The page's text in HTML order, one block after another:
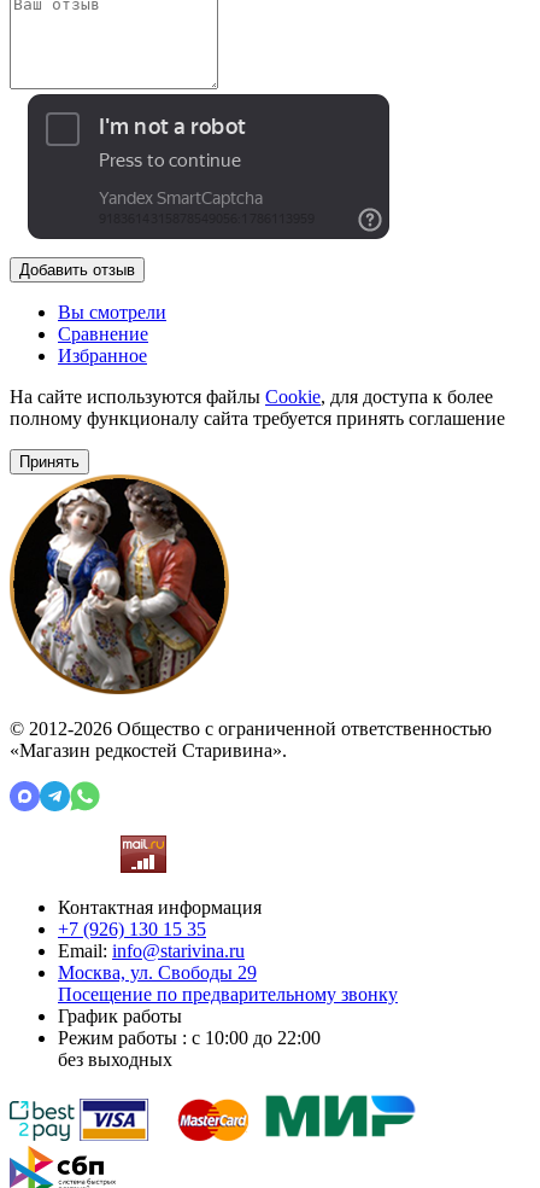
Добавить отзыв
Вы смотрели
Сравнение
Избранное
На сайте используются файлы Cookie, для доступа к более
полному функционалу сайта требуется принять соглашение
Принять
© 2012-2026 Общество с ограниченной ответственностью
«Магазин редкостей Старивина».
Контактная информация
+7 (926) 130 15 35
Email: info@starivina.ru
Москва, ул. Свободы 29
Посещение по предварительному звонку
График работы
Режим работы : с 10:00 до 22:00
без выходных